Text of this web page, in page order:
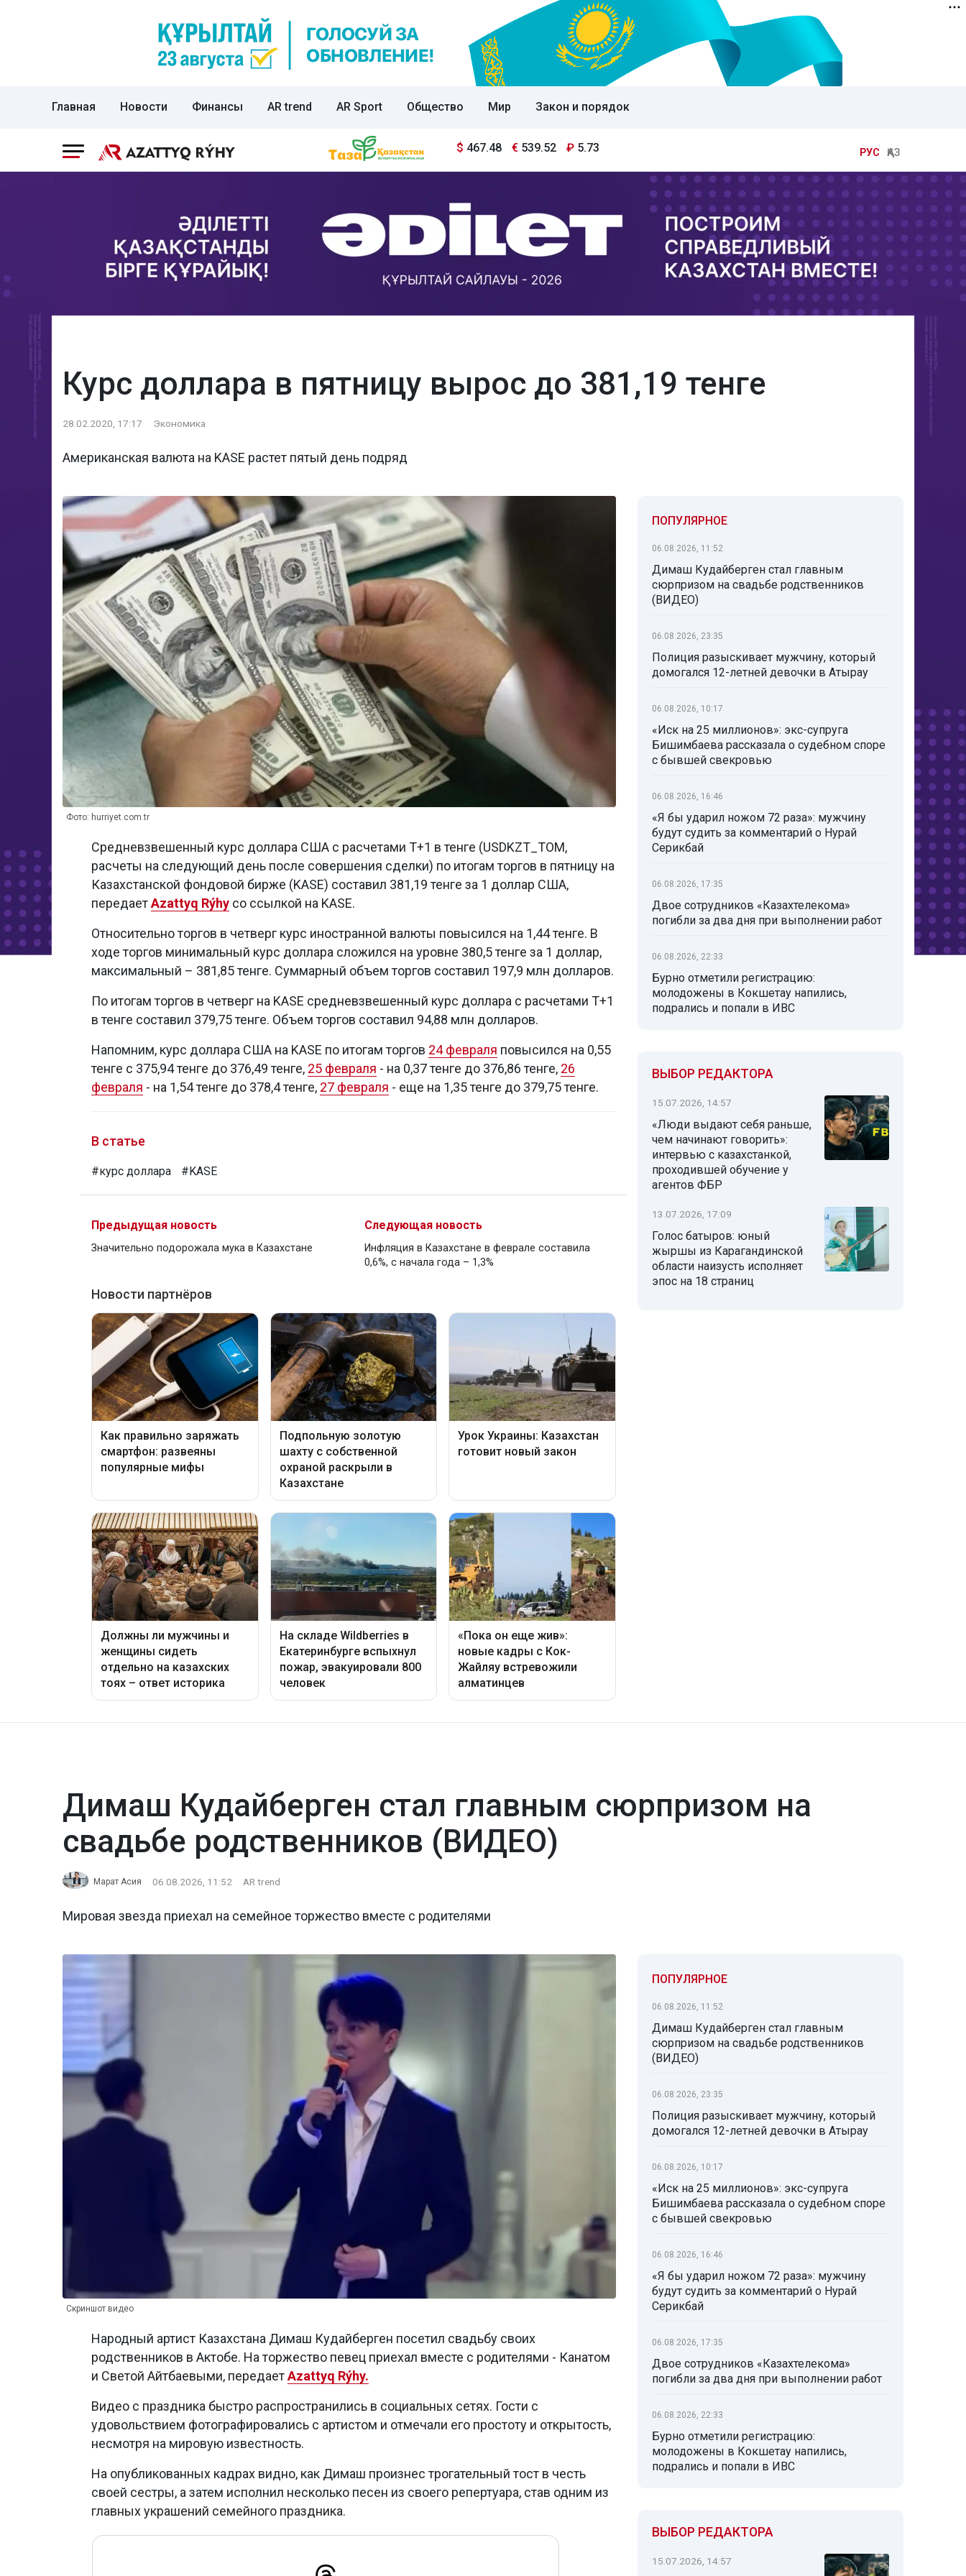
Главная Новости Финансы AR trend AR Sport Общество Мир Закон и порядок
$ 467.48 € 539.52 ₽ 5.73 РУС ҚАЗ
Курс доллара в пятницу вырос до 381,19 тенге
28.02.2020, 17:17 Экономика
Американская валюта на KASE растет пятый день подряд
Фото: hurriyet.com.tr
Средневзвешенный курс доллара США с расчетами Т+1 в тенге (USDKZT_TOM,
расчеты на следующий день после совершения сделки) по итогам торгов в пятницу на
Казахстанской фондовой бирже (KASE) составил 381,19 тенге за 1 доллар США,
передаетAzattyq Rýhy со ссылкой на KASE.
Относительно торгов в четверг курс иностранной валюты повысился на 1,44 тенге. В
ходе торгов минимальный курс доллара сложился на уровне 380,5 тенге за 1 доллар,
максимальный – 381,85 тенге. Суммарный объем торгов составил 197,9 млн долларов.
По итогам торгов в четверг на KASE средневзвешенный курс доллара с расчетами Т+1
в тенге составил 379,75 тенге. Объем торгов составил 94,88 млн долларов.
Напомним, курс доллара США на KASE по итогам торгов 24 февраля повысился на 0,55
тенге с 375,94 тенге до 376,49 тенге, 25 февраля - на 0,37 тенге до 376,86 тенге, 26
февраля - на 1,54 тенге до 378,4 тенге, 27 февраля - еще на 1,35 тенге до 379,75 тенге.
В статье
#курс доллара #KASE
Предыдущая новость
Значительно подорожала мука в Казахстане
Следующая новость
Инфляция в Казахстане в феврале составила
0,6%, с начала года – 1,3%
ПОПУЛЯРНОЕ
06.08.2026, 11:52
Димаш Кудайберген стал главным
сюрпризом на свадьбе родственников
(ВИДЕО)
06.08.2026, 23:35
Полиция разыскивает мужчину, который
домогался 12-летней девочки в Атырау
06.08.2026, 10:17
«Иск на 25 миллионов»: экс-супруга
Бишимбаева рассказала о судебном споре
с бывшей свекровью
06.08.2026, 16:46
«Я бы ударил ножом 72 раза»: мужчину
будут судить за комментарий о Нурай
Серикбай
06.08.2026, 17:35
Двое сотрудников «Казахтелекома»
погибли за два дня при выполнении работ
06.08.2026, 22:33
Бурно отметили регистрацию:
молодожены в Кокшетау напились,
подрались и попали в ИВС
ВЫБОР РЕДАКТОРА
15.07.2026, 14:57
«Люди выдают себя раньше,
чем начинают говорить»:
интервью с казахстанкой,
проходившей обучение у
агентов ФБР
13.07.2026, 17:09
Голос батыров: юный
жыршы из Карагандинской
области наизусть исполняет
эпос на 18 страниц
Димаш Кудайберген стал главным сюрпризом на
свадьбе родственников (ВИДЕО)
Марат Асия 06.08.2026, 11:52 AR trend
Мировая звезда приехал на семейное торжество вместе с родителями
Скриншот видео
Народный артист Казахстана Димаш Кудайберген посетил свадьбу своих
родственников в Актобе. На торжество певец приехал вместе с родителями - Канатом
и Светой Айтбаевыми, передаетAzattyq Rýhy.
Видео с праздника быстро распространились в социальных сетях. Гости с
удовольствием фотографировались с артистом и отмечали его простоту и открытость,
несмотря на мировую известность.
На опубликованных кадрах видно, как Димаш произнес трогательный тост в честь
своей сестры, а затем исполнил несколько песен из своего репертуара, став одним из
главных украшений семейного праздника.
ПОПУЛЯРНОЕ
06.08.2026, 11:52
Димаш Кудайберген стал главным
сюрпризом на свадьбе родственников
(ВИДЕО)
06.08.2026, 23:35
Полиция разыскивает мужчину, который
домогался 12-летней девочки в Атырау
06.08.2026, 10:17
«Иск на 25 миллионов»: экс-супруга
Бишимбаева рассказала о судебном споре
с бывшей свекровью
06.08.2026, 16:46
«Я бы ударил ножом 72 раза»: мужчину
будут судить за комментарий о Нурай
Серикбай
06.08.2026, 17:35
Двое сотрудников «Казахтелекома»
погибли за два дня при выполнении работ
06.08.2026, 22:33
Бурно отметили регистрацию:
молодожены в Кокшетау напились,
подрались и попали в ИВС
ВЫБОР РЕДАКТОРА
15.07.2026, 14:57